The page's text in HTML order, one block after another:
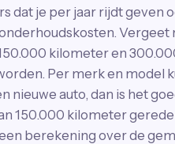
dat je per jaar rijdt geven
Vergeet
kilometer en
Per merk en model
nieuwe auto, dan is het
150.000 kilometer
berekening over de